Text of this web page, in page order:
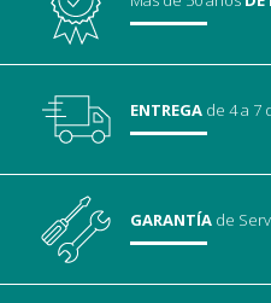
ENTREGA de 4 a 7
GARANTÍA de